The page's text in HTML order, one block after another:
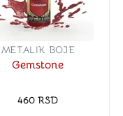
METALIK BOJE
Gemstone
460 RSD